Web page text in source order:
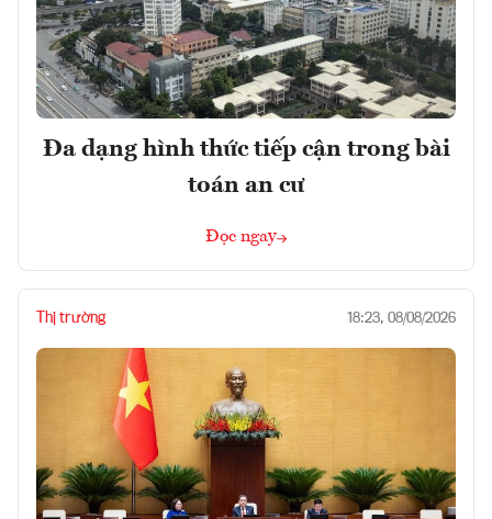
Đa dạng hình thức tiếp cận trong bài
toán an cư
Đọc ngay
Thị trường 18:23, 08/08/2026